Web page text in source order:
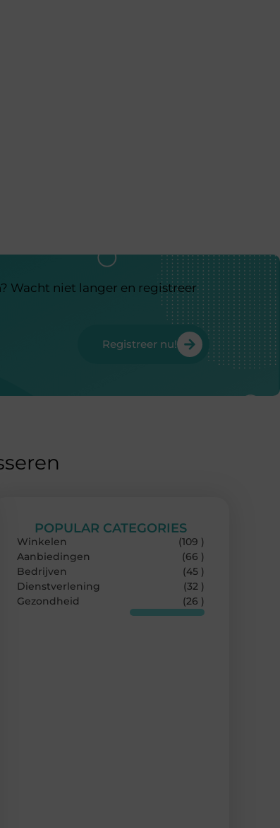
Wacht niet langer en registreer
Registreer nu!
POPULAR CATEGORIES
Winkelen
(109 )
Aanbiedingen
(66 )
Bedrijven
(45 )
Dienstverlening
(32 )
Gezondheid
(26 )